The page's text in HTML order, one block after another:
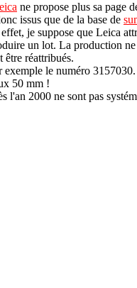
ne propose plus sa page
issus que de la base de
je suppose que Leica
un lot. La production
être réattribués.
le numéro
50 mm !
l'an 2000 ne sont pas